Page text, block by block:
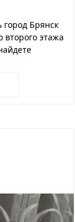
Брянск
второго этажа